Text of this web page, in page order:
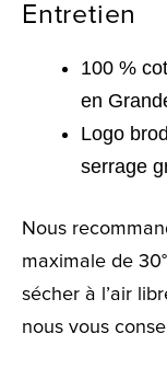
Entretien
100 %
en
Logo
serrage
Nous
maximale de
sécher à l’air
nous vous